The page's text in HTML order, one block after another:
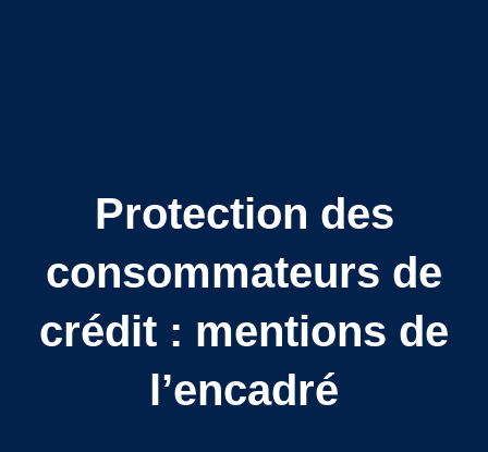
Protection des
consommateurs de
crédit : mentions de
l’encadré